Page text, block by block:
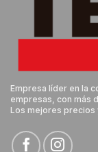
Empresa líder en la
empresas, con más
Los mejores precios